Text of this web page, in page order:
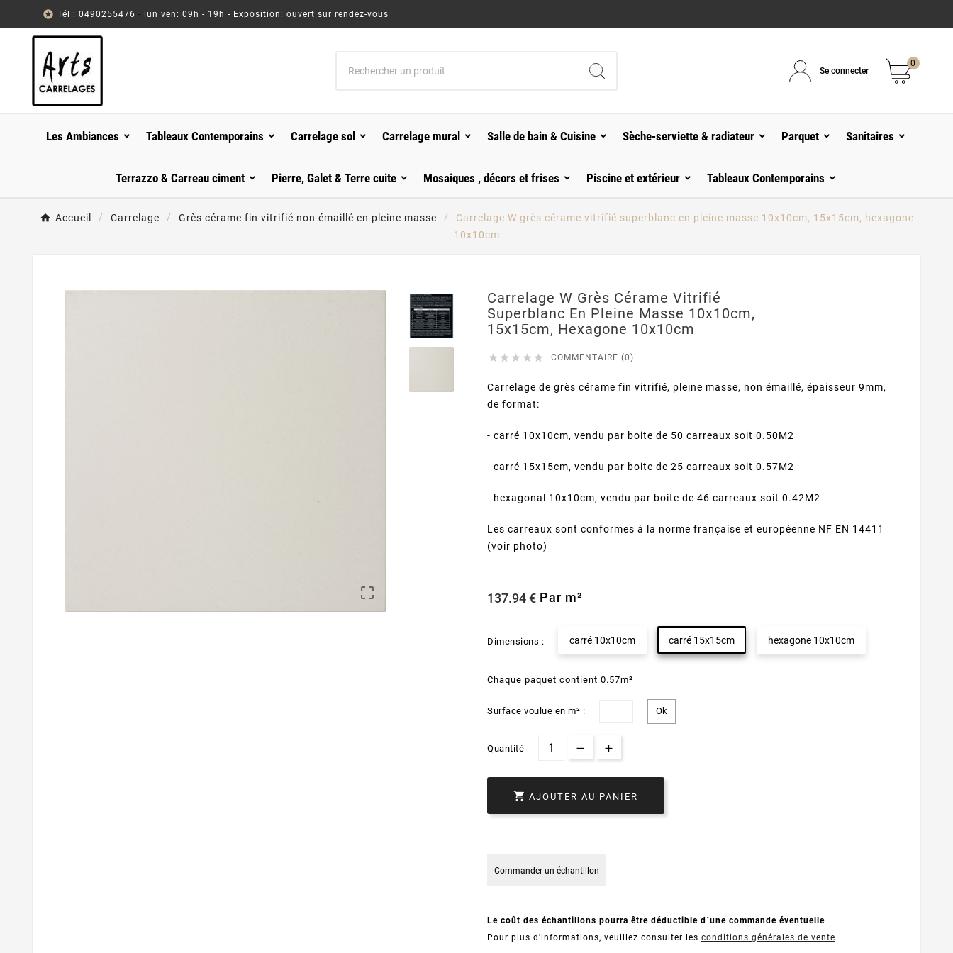
 Tél : 0490255476 - lun ven: 09h - 19h - Exposition: ouvert sur rendez-vous
Se connecter
0
Les Ambiances Tableaux Contemporains Carrelage sol Carrelage mural Salle de bain & Cuisine Sèche-serviette & radiateur Parquet Sanitaires
Terrazzo & Carreau ciment Pierre, Galet & Terre cuite Mosaiques , décors et frises Piscine et extérieur Tableaux Contemporains
Accueil Carrelage Grès cérame fin vitrifié non émaillé en pleine masse
Carrelage W grès cérame vitrifié superblanc en pleine masse 10x10cm, 15x15cm, hexagone
10x10cm

Carrelage W Grès Cérame Vitrifié
Superblanc En Pleine Masse 10x10cm,
15x15cm, Hexagone 10x10cm
     COMMENTAIRE (0)
Carrelage de grès cérame fin vitrifié, pleine masse, non émaillé, épaisseur 9mm,
de format:
- carré 10x10cm, vendu par boite de 50 carreaux soit 0.50M2
- carré 15x15cm, vendu par boite de 25 carreaux soit 0.57M2
- hexagonal 10x10cm, vendu par boite de 46 carreaux soit 0.42M2
Les carreaux sont conformes à la norme française et européenne NF EN 14411
(voir photo)
137.94 € Par m²
Dimensions : carré 10x10cm carré 15x15cm hexagone 10x10cm
Chaque paquet contient 0.57m²
Surface voulue en m² :
Quantité
 AJOUTER AU PANIER
Commander un échantillon
Le coût des échantillons pourra être déductible d´une commande éventuelle
Pour plus d'informations, veuillez consulter les conditions générales de vente